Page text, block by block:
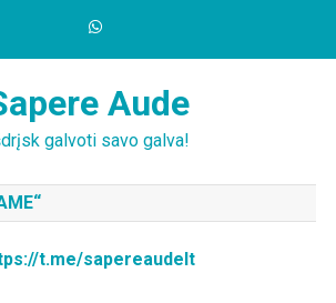
Aude
galvoti savo galva!
t.me/sapereaudelt